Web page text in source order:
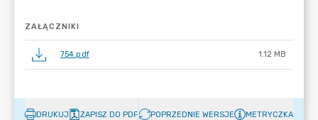
ZAŁĄCZNIKI
754.pdf 1.12 MB
DRUKUJ ZAPISZ DO PDF POPRZEDNIE WERSJE METRYCZKA